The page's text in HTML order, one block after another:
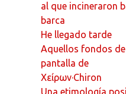
al que incineraron
barca
He llegado tarde
Aquellos fondos de
pantalla de
Χείρων·Chiron